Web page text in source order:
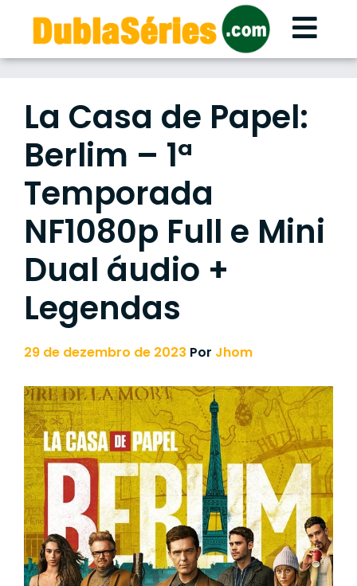
content
La Casa de Papel:
Berlim – 1ª
Temporada
NF1080p Full e Mini
Dual áudio +
Legendas
29 de dezembro de 2023 Por Jhom